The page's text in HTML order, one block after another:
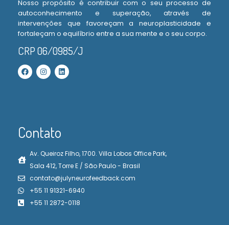
Nosso propósito é contribuir com o seu processo de
autoconhecimento e superação, através de
intervenções que favoreçam a neuroplasticidade e
fortaleçam o equilíbrio entre a sua mente e o seu corpo.
CRP 06/0985/J
Contato
Av. Queiroz Filho, 1700. Villa Lobos Office Park,
Sala 412, Torre E / São Paulo - Brasil
contato@julyneurofeedback.com
+55 11 91321-6940
+55 11 2872-0118